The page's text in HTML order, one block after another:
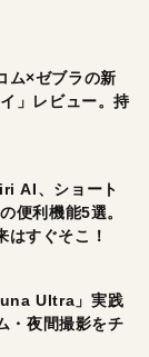
ム×ゼブラの新
」レビュー。持
AI、ショート
便利機能5選。
すぐそこ！
Ultra」実践
・夜間撮影をチ